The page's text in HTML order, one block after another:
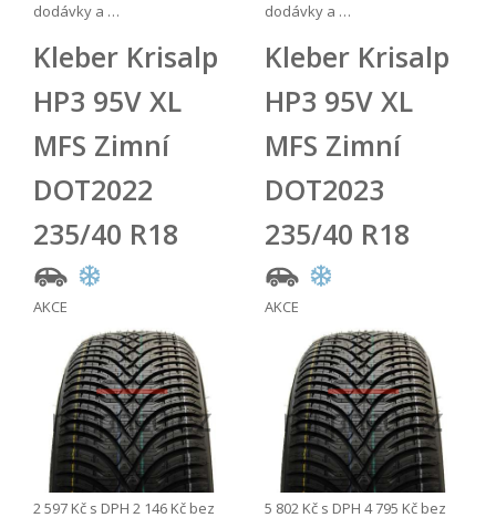
dodávky a …
dodávky a …
Kleber Krisalp
HP3 95V XL
MFS Zimní
DOT2022
235/40 R18
AKCE
2 597 Kč s DPH 2 146 Kč bez
Kleber Krisalp
HP3 95V XL
MFS Zimní
DOT2023
235/40 R18
AKCE
5 802 Kč s DPH 4 795 Kč bez